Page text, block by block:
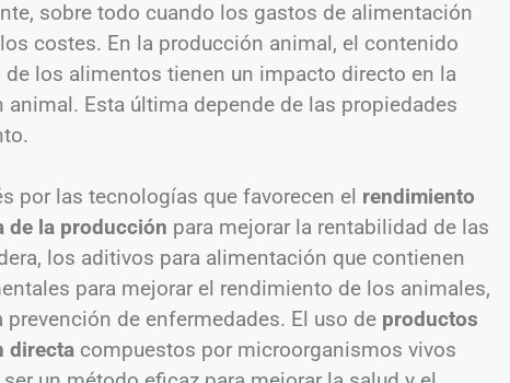
sobre todo cuando los gastos de alimentación
costes. En la producción animal, el contenido
los alimentos tienen un impacto directo en la
Esta última depende de las propiedades
por las tecnologías que favorecen el rendimiento
de la producción para mejorar la rentabilidad de las
los aditivos para alimentación que contienen
para mejorar el rendimiento de los animales,
de enfermedades. El uso de productos
directa compuestos por microorganismos vivos